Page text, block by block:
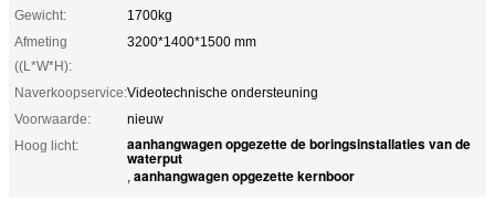
Gewicht:
1700kg
Afmeting
((L*W*H):
3200*1400*1500 mm
Naverkoopservice:Videotechnische ondersteuning
Voorwaarde:
nieuw
Hoog licht:
aanhangwagen opgezette de boringsinstallaties van de
waterput
, aanhangwagen opgezette kernboor